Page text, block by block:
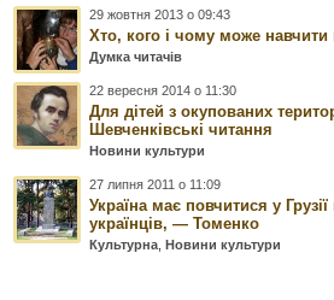
29 жовтня 2013 о 09:43
Хто, кого і чому може навчити
Думка читачів
22 вересня 2014 о 11:30
Для дітей з окупованих
Шевченківські читання
Новини культури
27 липня 2011 о 11:09
Україна має повчитися у
українців, — Томенко
Культурна ,Новини культури